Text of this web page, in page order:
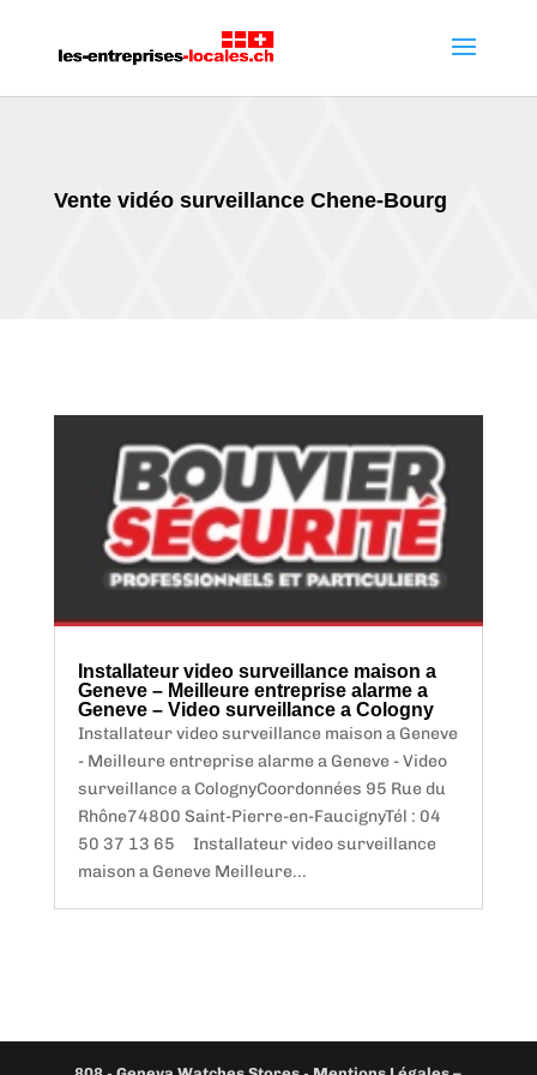
Vente vidéo surveillance Chene-Bourg
Installateur video surveillance maison a
Geneve – Meilleure entreprise alarme a
Geneve – Video surveillance a Cologny
Installateur video surveillance maison a Geneve
- Meilleure entreprise alarme a Geneve - Video
surveillance a ColognyCoordonnées 95 Rue du
Rhône74800 Saint-Pierre-en-FaucignyTél : 04
50 37 13 65 Installateur video surveillance
maison a Geneve Meilleure...